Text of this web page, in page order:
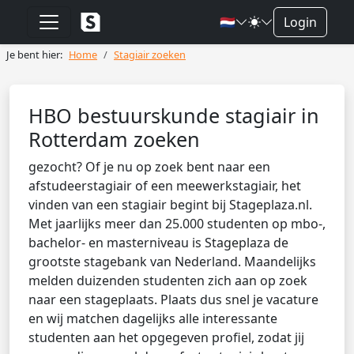
🇳🇱 Login
Je bent hier: Home Stagiair zoeken
HBO bestuurskunde stagiair in
Rotterdam zoeken
gezocht? Of je nu op zoek bent naar een
afstudeerstagiair of een meewerkstagiair, het
vinden van een stagiair begint bij Stageplaza.nl.
Met jaarlijks meer dan 25.000 studenten op mbo-,
bachelor- en masterniveau is Stageplaza de
grootste stagebank van Nederland. Maandelijks
melden duizenden studenten zich aan op zoek
naar een stageplaats. Plaats dus snel je vacature
en wij matchen dagelijks alle interessante
studenten aan het opgegeven profiel, zodat jij